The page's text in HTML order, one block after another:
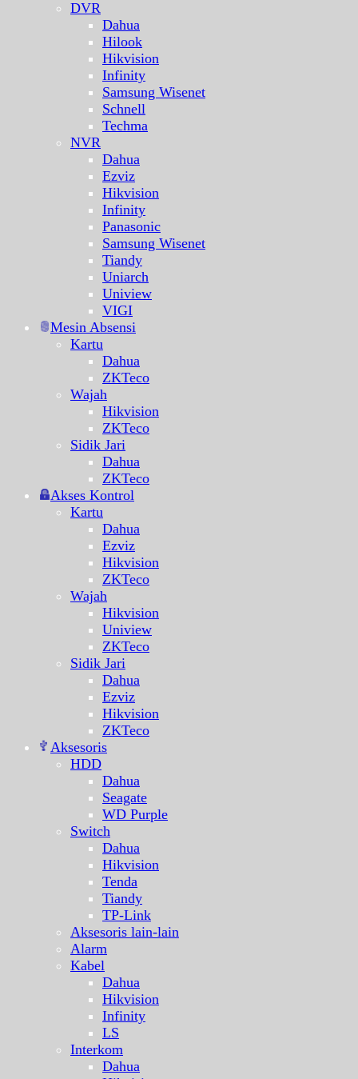
DVR
Dahua
Hilook
Hikvision
Infinity
Samsung Wisenet
Schnell
Techma
NVR
Dahua
Ezviz
Hikvision
Infinity
Panasonic
Samsung Wisenet
Tiandy
Uniarch
Uniview
VIGI
Mesin Absensi
Kartu
Dahua
ZKTeco
Wajah
Hikvision
ZKTeco
Sidik Jari
Dahua
ZKTeco
Akses Kontrol
Kartu
Dahua
Ezviz
Hikvision
ZKTeco
Wajah
Hikvision
Uniview
ZKTeco
Sidik Jari
Dahua
Ezviz
Hikvision
ZKTeco
Aksesoris
HDD
Dahua
Seagate
WD Purple
Switch
Dahua
Hikvision
Tenda
Tiandy
TP-Link
Aksesoris lain-lain
Alarm
Kabel
Dahua
Hikvision
Infinity
LS
Interkom
Dahua